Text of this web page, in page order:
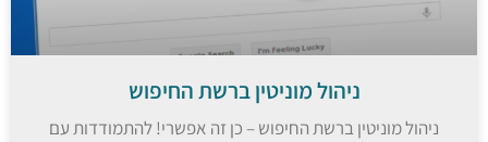
ניהול מוניטין ברשת החיפוש
ניהול מוניטין ברשת החיפוש – כן זה אפשרי! להתמודדות עם